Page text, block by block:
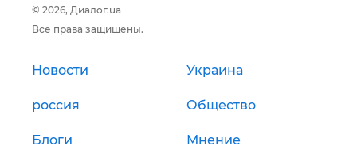
© 2026, Диалог.ua
Все права защищены.
Новости Украина
россия Общество
Блоги Мнение